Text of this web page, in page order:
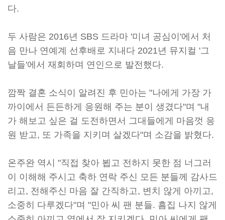
다.
두 사람은 2016년 SBS 드라마 '미녀 공심이'에서 처
음 만나 연예계 선후배로 지내다 2021년 뮤지컬 '그
날들'에서 재회하며 연인으로 발전했다.
깜짝 결혼 소식이 알려진 후 민아는 "나에게 가장 가
까이에서 든든하게 응원해 주는 분이 생겼다"며 "내
가 해보고 싶은 걸 도전하면서 그대들에게 마음껏 응
원 받고, 또 가족을 지키며 살겠다"며 소감을 밝혔다.
온주완 역시 "직접 찾아 뵙고 전하지 못한 점 너그러
이 이해해 주시고 축하 연락 주신 모든 분들께 감사드
리고, 전해주신 마음 잘 간직하고, 변치 않게 아끼고,
소중히 다루겠다"며 "민아 씨 팬 분들. 흠집 나지 않게